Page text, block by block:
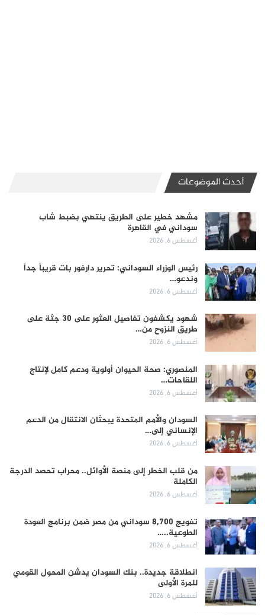
أحدث الموضوعات
مشهد خطير على الطريق ينتهي بضبط شاب
سوداني في القاهرة
أغسطس 6, 2026
رئيس الوزراء السوداني: تحرير دارفور بات قريباً جداً
وندعو…
أغسطس 6, 2026
شهود يكشفون تفاصيل العثور على 30 جثة على
طريق النزوح من…
أغسطس 6, 2026
المنصوري: صحة الحيوان أولوية ودعم كامل لإنتاج
اللقاحات…
أغسطس 6, 2026
السودان والأمم المتحدة يبحثان الانتقال من الدعم
الإنساني إلى…
أغسطس 6, 2026
من قلب الخطر إلى منصة الأوائل.. محراب تحصد الدرجة
الكاملة
أغسطس 6, 2026
تفويج 8,700 سوداني من مصر ضمن برنامج العودة
الطوعية..…
أغسطس 6, 2026
انطلاقة جديدة.. بنك السودان يدشن المحول القومي
للمرة الأولى
أغسطس 6, 2026